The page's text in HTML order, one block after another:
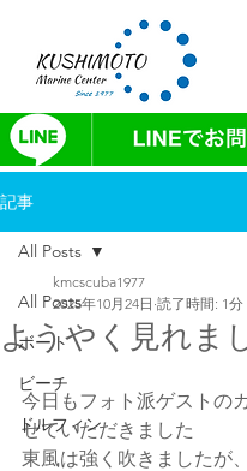
記事
All Posts
ボート
ビーチ
ドルフィン
All Posts
ようやく見れま
kmcscuba1977
2025年10月24日 読了時間: 1分
今日もフォト派ゲストの
せていただきました
東風は強く吹きましたが